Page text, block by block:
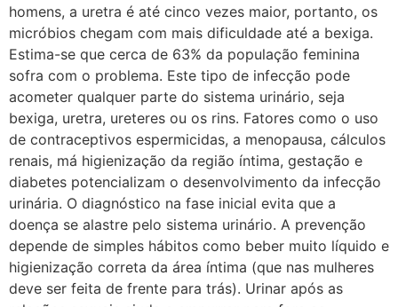
homens, a uretra é até cinco vezes maior, portanto, os
micróbios chegam com mais dificuldade até a bexiga.
Estima-se que cerca de 63% da população feminina
sofra com o problema. Este tipo de infecção pode
acometer qualquer parte do sistema urinário, seja
bexiga, uretra, ureteres ou os rins. Fatores como o uso
de contraceptivos espermicidas, a menopausa, cálculos
renais, má higienização da região íntima, gestação e
diabetes potencializam o desenvolvimento da infecção
urinária. O diagnóstico na fase inicial evita que a
doença se alastre pelo sistema urinário. A prevenção
depende de simples hábitos como beber muito líquido e
higienização correta da área íntima (que nas mulheres
deve ser feita de frente para trás). Urinar após as